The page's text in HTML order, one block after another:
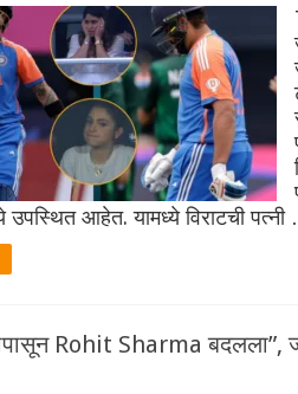
उपस्थित आहेत. यामध्ये विराटची
Rohit Sharma बदलला”,